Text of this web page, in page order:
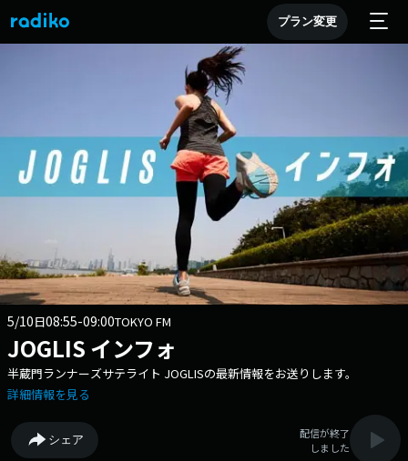
プラン変更
5/10日08:55-09:00TOKYO FM
JOGLIS インフォ
半蔵門ランナーズサテライト JOGLISの最新情報をお送りします。
詳細情報を見る
シェア
配信が終了
しました